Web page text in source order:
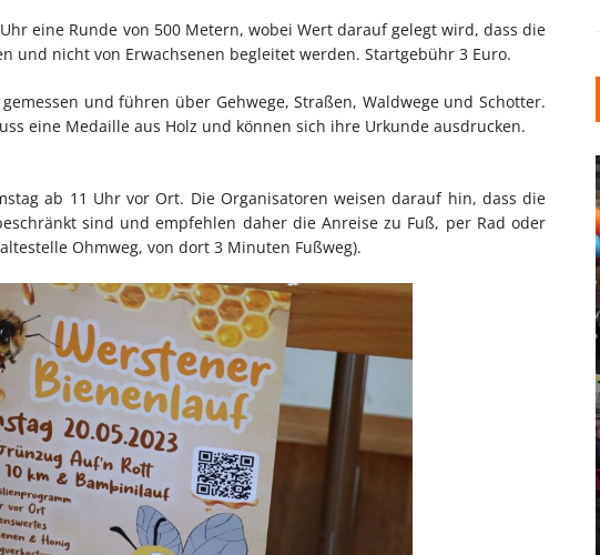
eine Runde von 500 Metern, wobei Wert darauf gelegt wird, dass die
und nicht von Erwachsenen begleitet werden. Startgebühr 3 Euro.
und führen über Gehwege, Straßen, Waldwege und Schotter.
eine Medaille aus Holz und können sich ihre Urkunde ausdrucken.
ab 11 Uhr vor Ort. Die Organisatoren weisen darauf hin, dass die
sind und empfehlen daher die Anreise zu Fuß, per Rad oder
Ohmweg, von dort 3 Minuten Fußweg).
INDUSTRIELLER CHIC: WIE
KUNSTSTOFFFENSTER DEN
LOFT-STIL IN IHREM
EINFAMILIENHAUS
UNTERSTÜTZEN
Die Inspiration des industriellen Chics sind die
Werkshallen des Industriezeitalters. Die Basis für
diesen Stil sind große Räume, schlicht gehalten
mit rustikalen Elementen und großen
Fensterflächen. Wie so vieles wurde ...